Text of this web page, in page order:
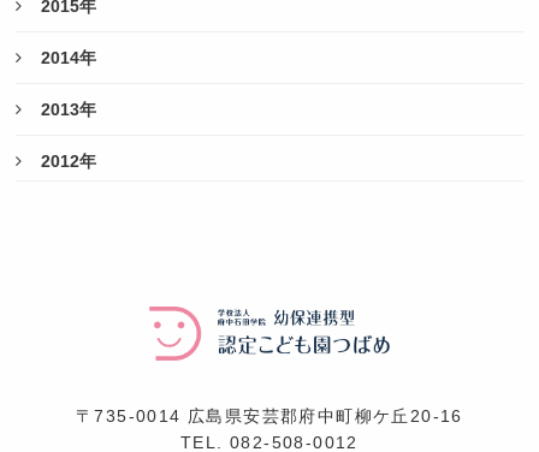
2015年
2014年
2013年
2012年
〒735-0014 広島県安芸郡府中町柳ケ丘20-16
TEL.082-508-0012